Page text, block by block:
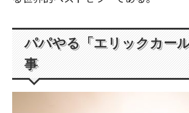
パパやる「エリックカー
事